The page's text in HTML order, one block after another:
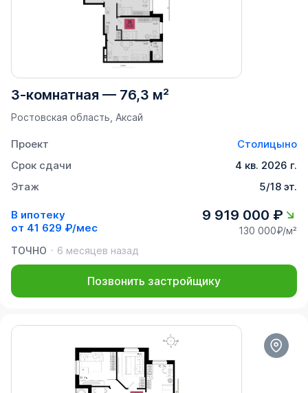
3-комнатная — 76,3 м²
Ростовская область, Аксай
Проект
Столицыно
Срок сдачи
4 кв. 2026 г.
Этаж
5/18 эт.
В ипотеку
от 41 629 ₽/мес
9 919 000 ₽
130 000₽/м²
ТОЧНО
6 месяцев назад
Позвонить застройщику